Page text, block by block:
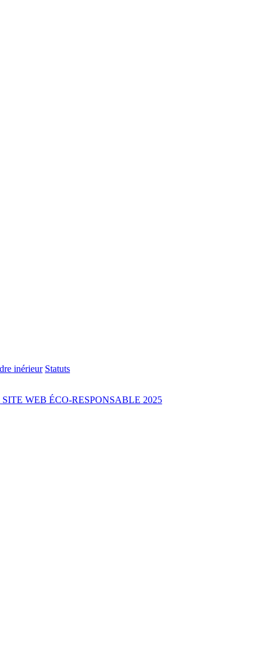
inérieur Statuts
SITE WEB ÉCO-RESPONSABLE 2025